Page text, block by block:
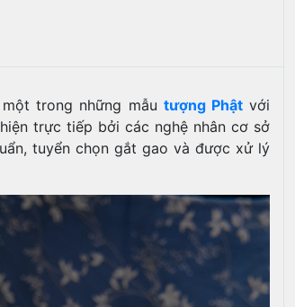
trong những mẫu tượng Phậtvới
trực tiếp bởi các nghệ nhân cơ sở
tuyển chọn gắt gao và được xử lý